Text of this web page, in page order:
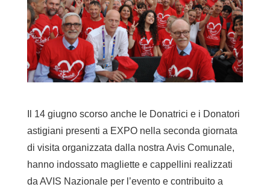
Il 14 giugno scorso anche le Donatrici e i Donatori
astigiani presenti a EXPO nella seconda giornata
di visita organizzata dalla nostra Avis Comunale,
hanno indossato magliette e cappellini realizzati
da AVIS Nazionale per l’evento e contribuito a